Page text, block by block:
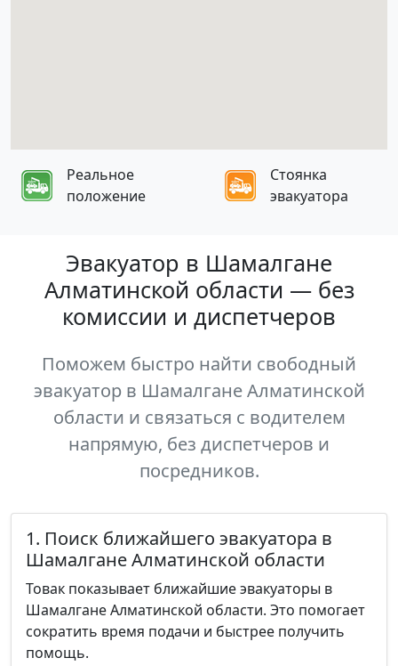
Реальное
положение
Стоянка
эвакуатора
Эвакуатор в Шамалгане
Алматинской области — без
комиссии и диспетчеров
Поможем быстро найти свободный
эвакуатор в Шамалгане Алматинской
области и связаться с водителем
напрямую, без диспетчеров и
посредников.
1. Поиск ближайшего эвакуатора в
Шамалгане Алматинской области
Товак показывает ближайшие эвакуаторы в
Шамалгане Алматинской области. Это помогает
сократить время подачи и быстрее получить
помощь.